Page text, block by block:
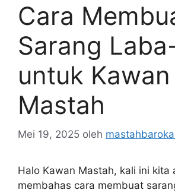
Cara
Sarang
untuk Kawan
Mastah
Mei 19, 2025 oleh
Halo Kawan Mastah, kali ini kita
membahas cara membuat